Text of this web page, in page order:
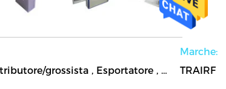
Produttore , Distributore/grossista , Esportatore , Venditore
Marche:
TRAIRF